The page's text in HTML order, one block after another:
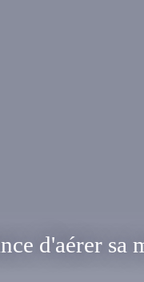
d'aérer sa